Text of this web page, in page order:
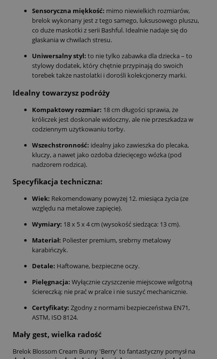
Sensoryczna miękkość: mimo niewielkich rozmiarów,
brelok wykonany jest z tego samego, luksusowego pluszu,
co duże maskotki z serii Bashful. Idealnie nadaje się do
głaskania w chwilach stresu.
Uniwersalny styl: to nie tylko zabawka dla dziecka – to
stylowy dodatek, który chętnie przypinają do swoich
torebek także nastolatki i dorośli kolekcjonerzy marki.
Idealny towarzysz podróży
Kompaktowy rozmiar: 18 cm długości sprawia, że
króliczek jest doskonale widoczny, ale nie przeszkadza w
codziennym użytkowaniu torby.
Wszechstronność: idealny jako zawieszka do plecaka,
kluczy, a nawet jako ozdoba dziecięcego wózka (pod
nadzorem rodzica).
Specyfikacja techniczna:
Wiek: Rekomendowany powyżej 12. miesiąca życia (ze
względu na metalowe zapięcie).
Wymiary: 18 x 5 x 4 cm (wysokość siedząca: 13 cm).
Materiał: Poliester premium, srebrny metalowy
karabińczyk.
Detale: Haftowane, bezpieczne oczy.
Pielęgnacja: Wyłącznie czyszczenie miejscowe wilgotną
ściereczką; nie prać w pralce i nie suszyć mechanicznie.
Certyfikaty: Zgodny z normami bezpieczeństwa EN71,
ASTM, ISO 8124.
Mały gest, wielka radość
Brelok Blossom Cream Bunny 'Berry' to fantastyczny pomysł na